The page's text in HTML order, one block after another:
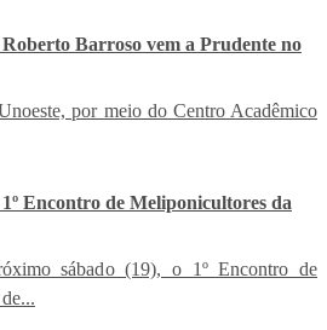
Barroso vem a Prudente no
por meio do Centro Acadêmico
1º Encontro de Meliponicultores da
sábado (19), o 1º Encontro de